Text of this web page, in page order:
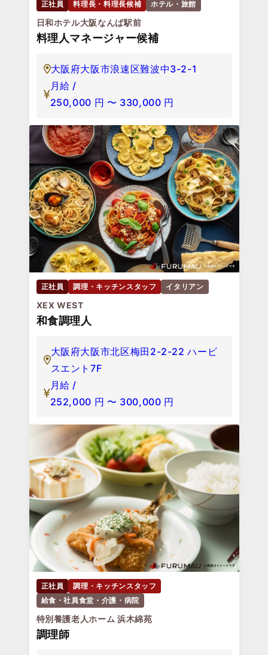
正社員 料理長・料理長候補 ホテル・旅館
日和ホテル大阪なんば駅前
料理人マネージャー候補
大阪府大阪市浪速区難波中3-2-1
月給 /
250,000 円 〜 330,000 円
正社員 調理・キッチンスタッフ イタリアン
XEX WEST
和食調理人
大阪府大阪市北区梅田2-2-22 ハービ
スエント7F
月給 /
252,000 円 〜 300,000 円
正社員
調理・キッチンスタッフ
給食・社員食堂・介護・病院
特別養護老人ホーム 浜木綿苑
調理師